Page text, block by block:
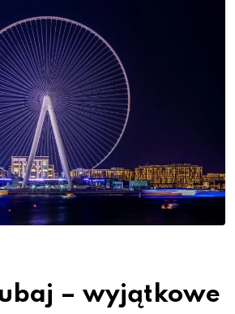
– wyjątkowe